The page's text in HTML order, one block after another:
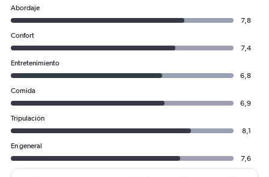
Abordaje
7,8
Confort
7,4
Entretenimiento
6,8
Comida
6,9
Tripulación
8,1
En general
7,6